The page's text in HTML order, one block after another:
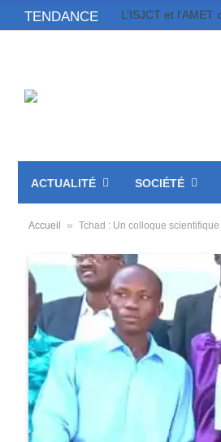
TENDANCE
ACTUALITÉ SOCIÉTÉ
Accueil » Tchad : Un colloque